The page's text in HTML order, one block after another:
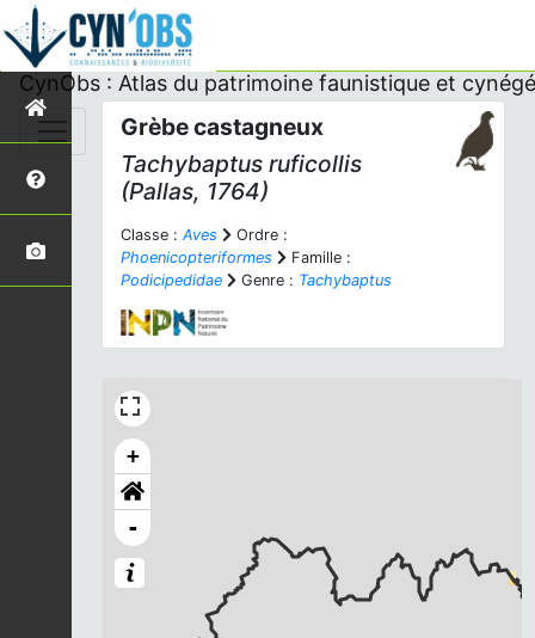
CynObs : Atlas du patrimoine faunistique et
Grèbe castagneux
Tachybaptus ruficollis
(Pallas, 1764)
Classe : Aves
Ordre :
Phoenicopteriformes
Famille :
Podicipedidae
Genre : Tachybaptus
+
-